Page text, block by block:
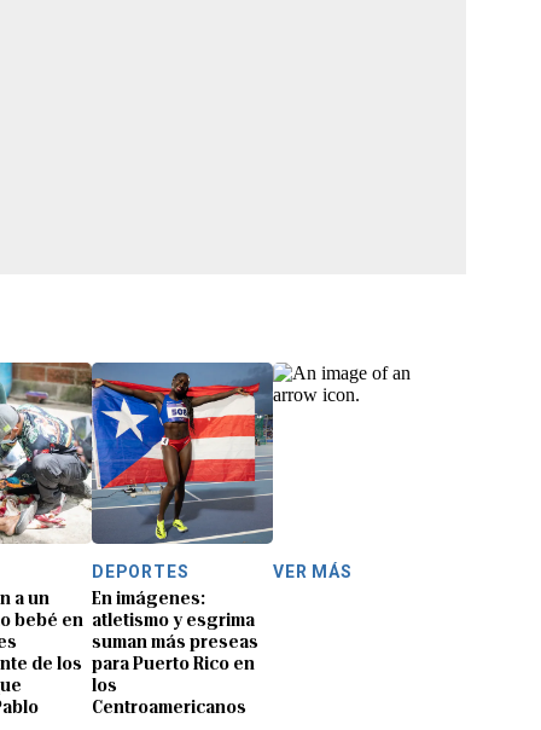
a un
bebé en
de los
DEPORTES
En imágenes:
atletismo y esgrima
suman más preseas
para Puerto Rico en
los
Centroamericanos
VER MÁS